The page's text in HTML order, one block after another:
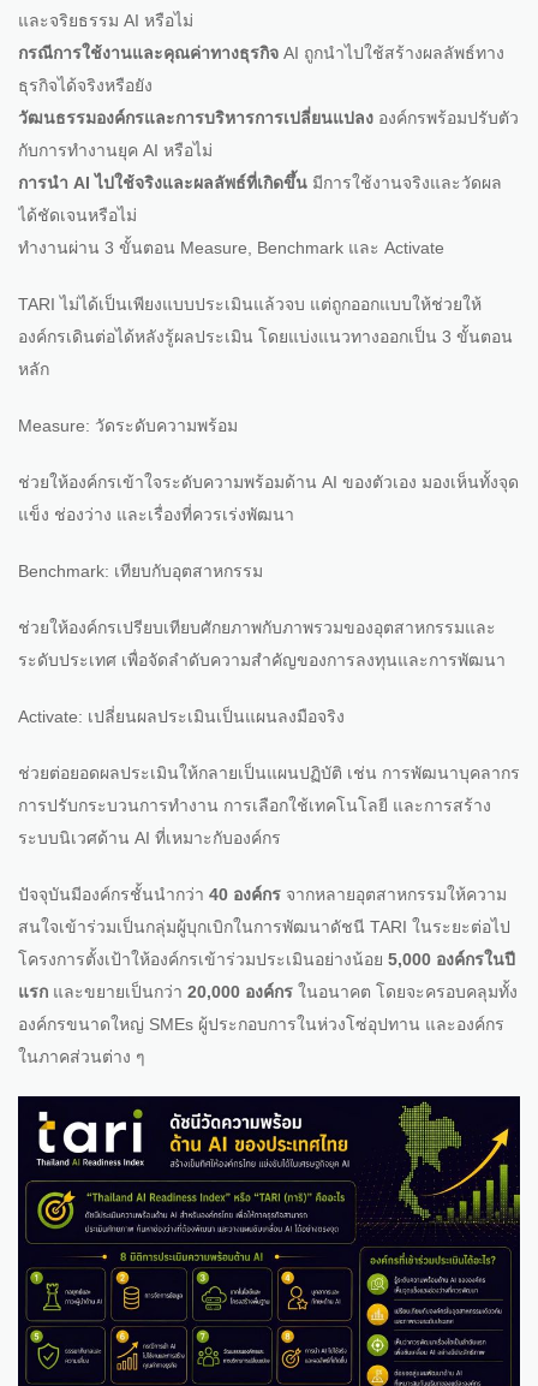
และจริยธรรม AI หรือไม่
กรณีการใช้งานและคุณค่าทางธุรกิจ AI ถูกนำไปใช้สร้างผลลัพธ์ทาง
ธุรกิจได้จริงหรือยัง
วัฒนธรรมองค์กรและการบริหารการเปลี่ยนแปลง องค์กรพร้อมปรับตัว
กับการทำงานยุค AI หรือไม่
การนำ AI ไปใช้จริงและผลลัพธ์ที่เกิดขึ้น มีการใช้งานจริงและวัดผล
ได้ชัดเจนหรือไม่
ทำงานผ่าน 3 ขั้นตอน Measure, Benchmark และ Activate
TARI ไม่ได้เป็นเพียงแบบประเมินแล้วจบ แต่ถูกออกแบบให้ช่วยให้
องค์กรเดินต่อได้หลังรู้ผลประเมิน โดยแบ่งแนวทางออกเป็น 3 ขั้นตอน
หลัก
Measure: วัดระดับความพร้อม
ช่วยให้องค์กรเข้าใจระดับความพร้อมด้าน AI ของตัวเอง มองเห็นทั้งจุด
แข็ง ช่องว่าง และเรื่องที่ควรเร่งพัฒนา
Benchmark: เทียบกับอุตสาหกรรม
ช่วยให้องค์กรเปรียบเทียบศักยภาพกับภาพรวมของอุตสาหกรรมและ
ระดับประเทศ เพื่อจัดลำดับความสำคัญของการลงทุนและการพัฒนา
Activate: เปลี่ยนผลประเมินเป็นแผนลงมือจริง
ช่วยต่อยอดผลประเมินให้กลายเป็นแผนปฏิบัติ เช่น การพัฒนาบุคลากร
การปรับกระบวนการทำงาน การเลือกใช้เทคโนโลยี และการสร้าง
ระบบนิเวศด้าน AI ที่เหมาะกับองค์กร
ปัจจุบันมีองค์กรชั้นนำกว่า 40 องค์กร จากหลายอุตสาหกรรมให้ความ
สนใจเข้าร่วมเป็นกลุ่มผู้บุกเบิกในการพัฒนาดัชนี TARI ในระยะต่อไป
โครงการตั้งเป้าให้องค์กรเข้าร่วมประเมินอย่างน้อย 5,000 องค์กรในปี
แรก และขยายเป็นกว่า 20,000 องค์กร ในอนาคต โดยจะครอบคลุมทั้ง
องค์กรขนาดใหญ่ SMEs ผู้ประกอบการในห่วงโซ่อุปทาน และองค์กร
ในภาคส่วนต่าง ๆ